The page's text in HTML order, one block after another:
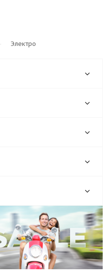
Электро